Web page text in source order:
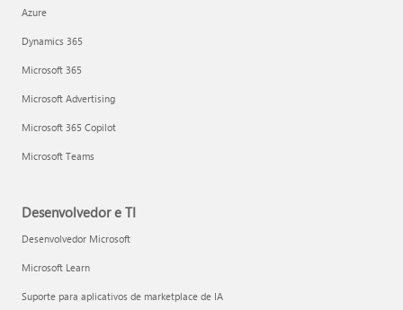
Azure
Dynamics 365
Microsoft 365
Microsoft Advertising
Microsoft 365 Copilot
Microsoft Teams
Desenvolvedor e TI
Desenvolvedor Microsoft
Microsoft Learn
Suporte para aplicativos de marketplace de IA